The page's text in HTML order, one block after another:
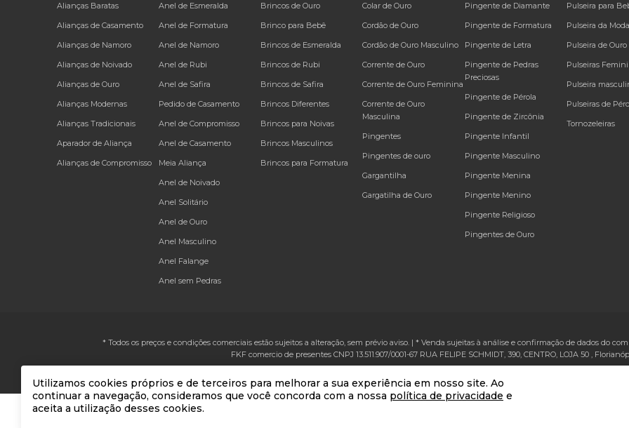
Utilizamos cookies próprios e de terceiros para melhorar a sua experiência em nosso site. Ao
continuar a navegação, consideramos que você concorda com a nossa política de privacidade e
aceita a utilização desses cookies.
Alianças Baratas
Alianças de Casamento
Alianças de Namoro
Alianças de Noivado
Alianças de Ouro
Alianças Modernas
Alianças Tradicionais
Aparador de Aliança
Alianças de Compromisso
Anel de Esmeralda
Anel de Formatura
Anel de Namoro
Anel de Rubi
Anel de Safira
Pedido de Casamento
Anel de Compromisso
Anel de Casamento
Meia Aliança
Anel de Noivado
Anel Solitário
Anel de Ouro
Anel Masculino
Anel Falange
Anel sem Pedras
Brincos de Ouro
Brinco para Bebê
Brincos de Esmeralda
Brincos de Rubi
Brincos de Safira
Brincos Diferentes
Brincos para Noivas
Brincos Masculinos
Brincos para Formatura
Colar de Ouro
Cordão de Ouro
Cordão de Ouro Masculino
Corrente de Ouro
Corrente de Ouro Feminina
Corrente de Ouro
Masculina
Pingentes
Pingentes de ouro
Gargantilha
Gargatilha de Ouro
Pingente de Diamante
Pingente de Formatura
Pingente de Letra
Pingente de Pedras
Preciosas
Pingente de Pérola
Pingente de Zircônia
Pingente Infantil
Pingente Masculino
Pingente Menina
Pingente Menino
Pingente Religioso
Pingentes de Ouro
Pulseira para
Pulseira da Moda
Pulseira de Ouro
Pulseiras
Pulseira
Pulseiras de
Tornozeleiras
* Todos os preços e condições comerciais estão sujeitos a alteração, sem prévio aviso. | * Venda sujeitas à análise e confirmação de dados do
FKF comercio de presentes CNPJ 13.511.907/0001-67 RUA FELIPE SCHMIDT, 390, CENTRO, LOJA 50 ,
VTEX